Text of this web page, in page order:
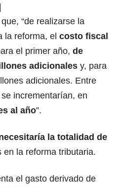
“de realizarse la
la reforma, el costo fiscal
el primer año, de
adicionales y, para
adicionales. Entre
incrementarían, en
al año”.
la totalidad de
en la reforma tributaria.
el gasto derivado de